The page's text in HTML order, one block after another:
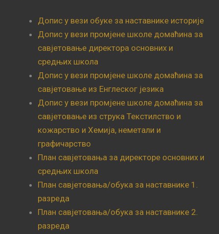
Допис у вези обуке за наставнике историје
Допис у вези промјене школе домаћина за
савјетовање директора основних и
средњих школа
Допис у вези промјене школе домаћина за
савјетовање из Енглеског језика
Допис у вези промјене школе домаћина за
савјетовање из струка Текстилство и
кожарство и Хемија, неметали и
графичарство
План савјетовања за директоре основних и
средњих школа
План савјетовања/обука за наставнике 1.
разреда
План савјетовања/обука за наставнике 2.
разреда